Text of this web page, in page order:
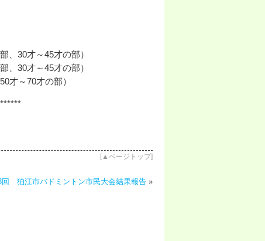
30才～45才の部）
、30才～45才の部）
～70才の部）
[▲ページトップ]
回 狛江市バドミントン市民大会結果報告 »